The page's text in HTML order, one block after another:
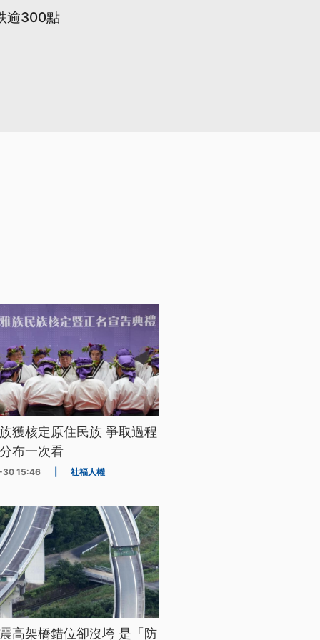
逾300點
獲核定原住民族 爭取過程
布一次看
15:46 社福人權
高架橋錯位卻沒垮 是「防